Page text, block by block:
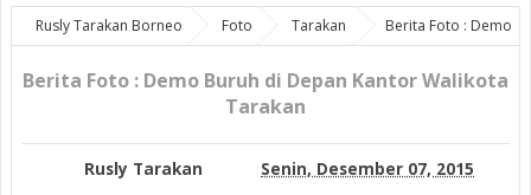
Rusly Tarakan Borneo Foto Tarakan
Berita Foto : Demo
Buruh di Depan Kantor Walikota Tarakan
Berita Foto : Demo Buruh di Depan Kantor Walikota
Tarakan
Rusly Tarakan Senin, Desember 07, 2015